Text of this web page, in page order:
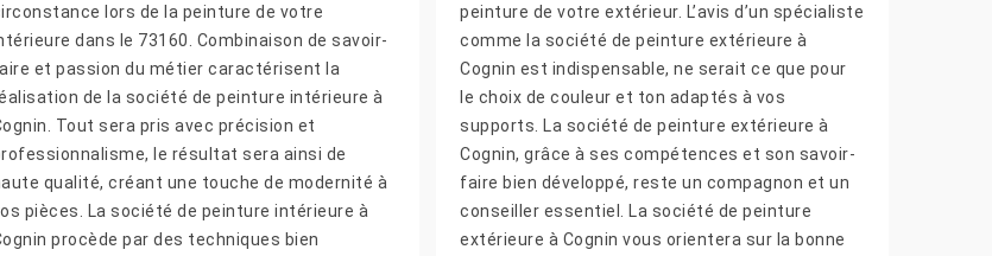
lors de la peinture de votre
dans le 73160. Combinaison de savoir-
et passion du métier caractérisent la
de la société de peinture intérieure à
Tout sera pris avec précision et
le résultat sera ainsi de
qualité, créant une touche de modernité à
pièces. La société de peinture intérieure à
procède par des techniques bien
peinture de votre extérieur. L’avis d’un spécialiste
comme la société de peinture extérieure à
Cognin est indispensable, ne serait ce que pour
le choix de couleur et ton adaptés à vos
supports. La société de peinture extérieure à
Cognin, grâce à ses compétences et son savoir-
faire bien développé, reste un compagnon et un
conseiller essentiel. La société de peinture
extérieure à Cognin vous orientera sur la bonne